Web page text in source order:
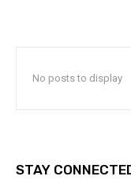
No posts to display
STAY